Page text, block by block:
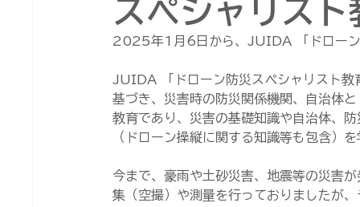
スペシャリス
2025年1月6日から、JUIDA 「ドローン
JUIDA 「ドローン防災スペシャリスト
基づき、災害時の防災関係機関、自治体
教育であり、災害の基礎知識や自治体、
（ドローン操縦に関する知識等も包含）
今まで、豪雨や土砂災害、地震等の災害
集（空撮）や測量を行っておりましたが